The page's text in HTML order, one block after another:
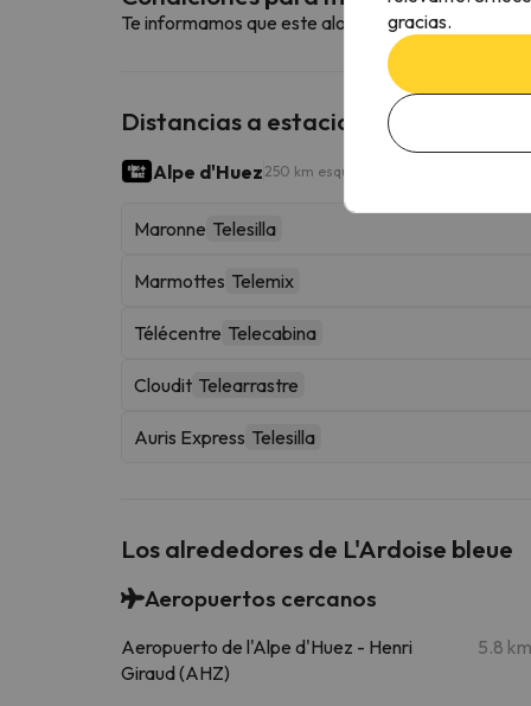
Te informamos que este alojamiento no admite
Distancias a estaciones de esquí
Alpe d'Huez 250 km esquiables
Maronne Telesilla
Marmottes Telemix
Télécentre Telecabina
Cloudit Telearrastre
Auris Express Telesilla
Los alrededores de L'Ardoise bleue
Aeropuertos cercanos
Aeropuerto de l'Alpe d'Huez - Henri
Giraud (AHZ)
5.8 km
gracias.